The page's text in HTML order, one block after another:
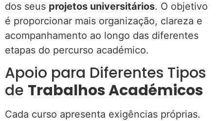
dos seus projetos universitários. O objetivo
é proporcionar mais organização, clareza e
acompanhamento ao longo das diferentes
etapas do percurso académico.
Apoio para Diferentes Tipos
de Trabalhos Académicos
Cada curso apresenta exigências próprias.